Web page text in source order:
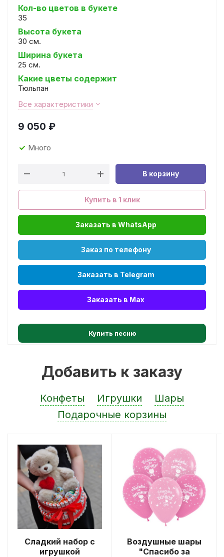
Кол-во цветов в букете
35
Высота букета
30 см.
Ширина букета
25 см.
Какие цветы содержит
Тюльпан
Все характеристики
9 050 ₽
Много
В корзину
Купить в 1 клик
Заказать в WhatsApp
Заказ по телефону
Заказать в Telegram
Заказать в Max
Купить песню
Добавить к заказу
Конфеты Игрушки
Шары
Подарочные корзины
Сладкий набор с
игрушкой
Воздушные шары
"Спасибо за